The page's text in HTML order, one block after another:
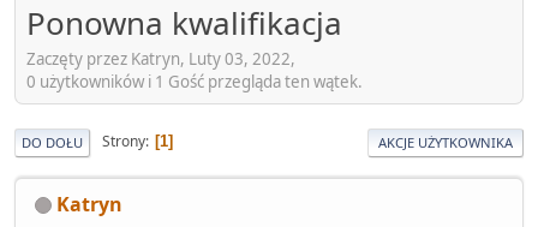
Ponowna kwalifikacja
Zaczęty przez Katryn, Luty 03, 2022,
0 użytkowników i 1 Gość przegląda ten wątek.
DO DOŁU Strony 1 AKCJE UŻYTKOWNIKA
Katryn